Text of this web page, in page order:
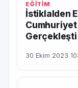
EĞİTİM
İstiklalden
Cumhuriyet
Gerçekleşti
30 Ekim 2023